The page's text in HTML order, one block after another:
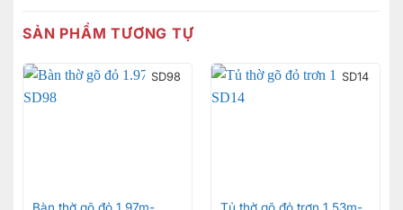
SẢN PHẨM TƯƠNG TỰ
SD98
Bàn thờ gõ đỏ 1.97m-
SD14
Tủ thờ gõ đỏ trơn 1.53m-